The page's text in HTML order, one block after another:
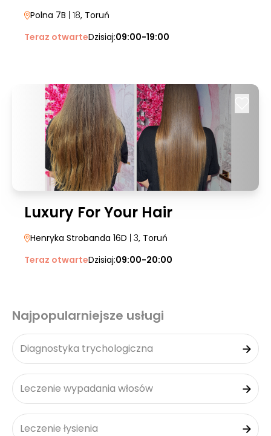
Polna 7B | 18, Toruń
Teraz otwarteDzisiaj:09:00-19:00
Luxury For Your Hair
Henryka Strobanda 16D | 3, Toruń
Teraz otwarteDzisiaj:09:00-20:00
Najpopularniejsze usługi
Diagnostyka trychologiczna
Leczenie wypadania włosów
Leczenie łysienia